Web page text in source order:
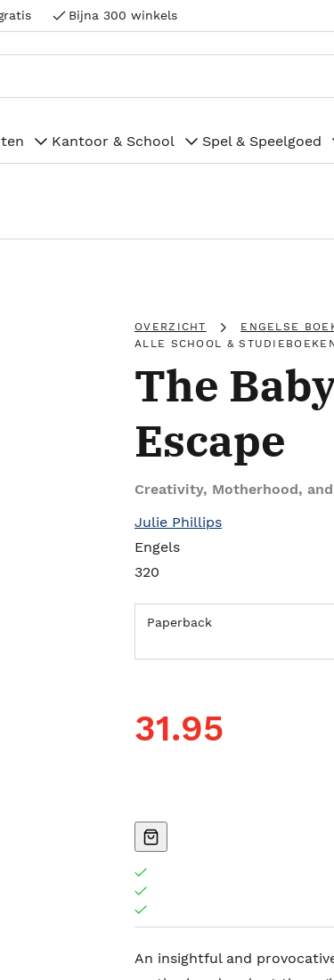
Bijna 300 winkels
Kantoor & School Spel & Speelgoed
OVERZICHT
ENGELSE
ALLE SCHOOL &
The
Escape
Creativity, Motherhood,
Julie Phillips
Engels
320
Paperback
31.95
An insightful and